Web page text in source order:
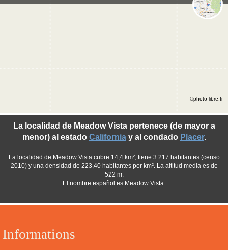
Informations
La localidad de Meadow Vista pertenece (de mayor a
menor) al estado Californiay al condado Placer.
La localidad de Meadow Vista cubre 14,4 km², tiene 3.217 habitantes (censo
2010) y una densidad de 223,40 habitantes por km². La altitud media es de
522 m.
El nombre español es Meadow Vista.
©photo-libre.fr